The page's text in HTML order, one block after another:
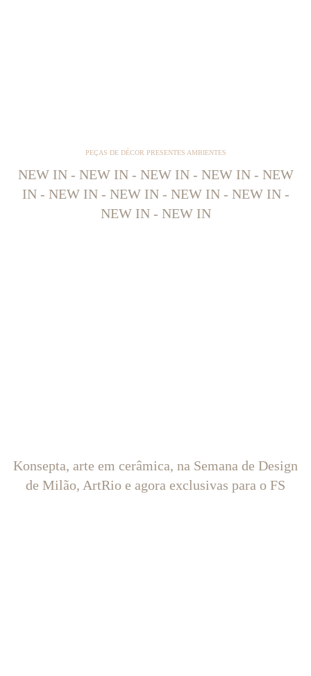
PEÇAS DE DÉCOR PRESENTES AMBIENTES
NEW IN - NEW IN - NEW IN - NEW IN - NEW
IN - NEW IN - NEW IN - NEW IN - NEW IN -
NEW IN - NEW IN
Konsepta, arte em cerâmica, na Semana de Design
de Milão, ArtRio e agora exclusivas para o FS